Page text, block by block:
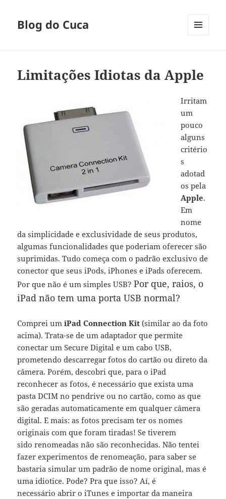
Blog do Cuca
Limitações Idiotas da Apple
Irritam
um
pouco
alguns
critério
s
adotad
os pela
Apple.
Em
nome
da simplicidade e exclusividade de seus produtos,
algumas funcionalidades que poderiam oferecer são
suprimidas. Tudo começa com o padrão exclusivo de
conector que seus iPods, iPhones e iPads oferecem.
Por que não é um simples USB?Por que, raios, o
iPad não tem uma porta USB normal?
Comprei umiPad Connection Kit (similar ao da foto
acima). Trata-se de um adaptador que permite
conectar um Secure Digital e um cabo USB,
prometendo descarregar fotos do cartão ou direto da
câmera. Porém, descobri que, para o iPad
reconhecer as fotos, é necessário que exista uma
pasta DCIM no pendrive ou no cartão, como as que
são geradas automaticamente em qualquer câmera
digital. E mais: as fotos precisam ter os nomes
originais com que foram tiradas! Se tiverem
sido renomeadas não são reconhecidas. Não tentei
fazer experimentos de renomeação, para saber se
bastaria simular um padrão de nome original, mas é
uma idiotice. Pode? Pra que isso? Aí, é
necessário abrir o iTunes e importar da maneira